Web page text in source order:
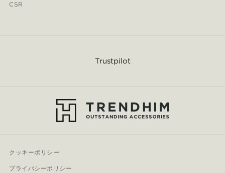
CSR
Trustpilot
クッキーポリシー
プライバシーポリシー